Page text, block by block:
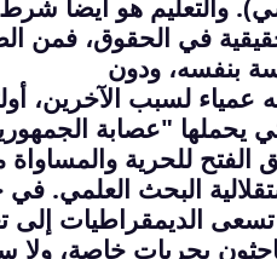
في الحقوق، فمن
بنفسه، ودون
عمياء لسبب الآخرين،
يحملها "عصابة
الفتح للحرية
البحث العلمي. في
تسعى الديمقراطيات إلى
بحريات خاصة، ولا